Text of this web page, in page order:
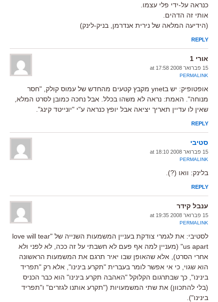
כנראה על-ידי פלי עצמו.
אותי זה הדהים.
(הידיעה המלאה של נירית אנדרמן, בניק-לינק)
REPLY
אורי 1
15 פברואר 2008 at 17:58
PERMALINK
אופטופיק: יש בynet מקבץ קטעים מהחדש של עמוס קולק, "חסר
מנוחה". האמת: נראה לא משהו בכלל. אבל נחכה כמובן לסרט המלא,
שאין לו עדיין תאריך יציאה אבל יופץ כנראה ע"י "יונייטד קינג".
REPLY
סטיבי
15 פברואר 2008 at 18:10
PERMALINK
בלינק: וואו (?).
REPLY
ענבל קידר
15 פברואר 2008 at 19:35
PERMALINK
לסטיבי: את לגמרי צודקת בעניין המשמעות השנייה של "love will tear
us apart" (מעניין למה אף פעם לא חשבתי על זה ככה, לא לפני ולא
אחרי הסרט), אלא שהאופן שבו יאיר תרגם את המשמעות הראשונה
הוא שגוי, כי אי אפשר לומר בעברית "תקרע בינינו", אלא רק "תפריד
בינינו", כך שבתרגום הקלוקל "האהבה תקרע בינינו" הוא כבר הכניס
(בלי להתכוון) את שתי המשמעויות ("תקרע אותנו לגזרים" ו"תפריד
בינינו").